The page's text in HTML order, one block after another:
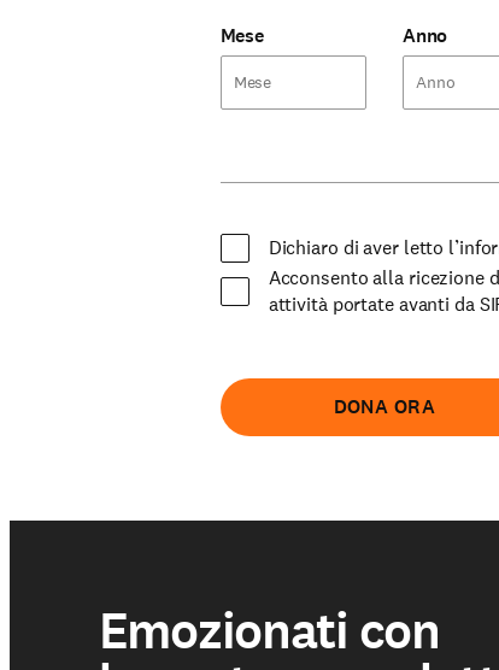
Sostienici
Mese Anno
Dichiaro di aver letto
Acconsento alla ricezione
attività portate avanti da
DONA ORA
Emozionati con